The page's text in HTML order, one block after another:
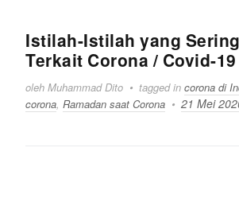
Istilah-Istilah yang
Terkait Corona / Covid-19
oleh Muhammad Dito tagged in corona di
corona, Ramadan saat Corona 21 Mei